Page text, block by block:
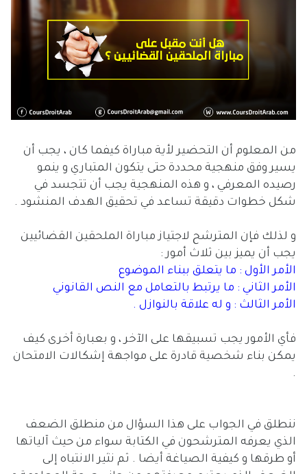
من المعلوم أن التحضير لأية مباراة كيفما كان ، يجب أن
يسير وفق منهجية محددة حتى يتكون المتباري و ينمو
رصيده المعرفي ، و هذه المنهجية يجب أن تتجسد في
شكل خطوات دقيقة تساعد في تحقيق الهدف المنشود .
و لذلك فإن المترشح لاجتياز مباراة الملحقين القضائيين
يجب أن يميز بين ثلاث أمور :
الأمر الأول : ما يتعلق ببناء الموضوع
الأمر الثاني : ما يرتبط بالتعامل مع النص القانوني
الأمر الثالث : و له علاقة بالنوازل .
فأي الأمور يجب تسبيقها على الآخر ، و بعبارة أخرى كيف
يمكن بناء شخصية قادرة على مواجهة إشكالات الامتحان
.
ننطلق في الجواب على هذا السؤال من منطلق الضعف
الذي يعرفه المترشحون في الكتابة سواء من حيث آلياتها
أو طرقها و كيفية الصياغة أيضا . ثم نثير الانتباه إلى